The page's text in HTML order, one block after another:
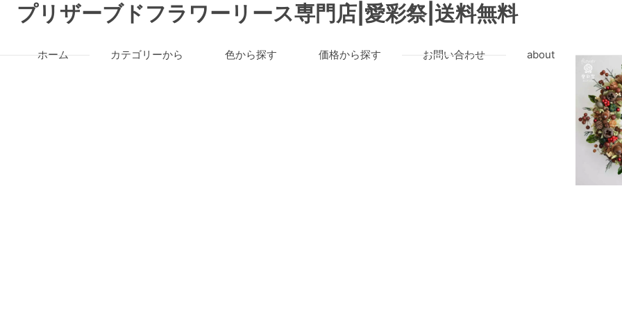
プリザーブドフラワーリース専門店|愛彩祭|送料無料
ホーム カテゴリーから 色から探す 価格から探す お問い合わせ about